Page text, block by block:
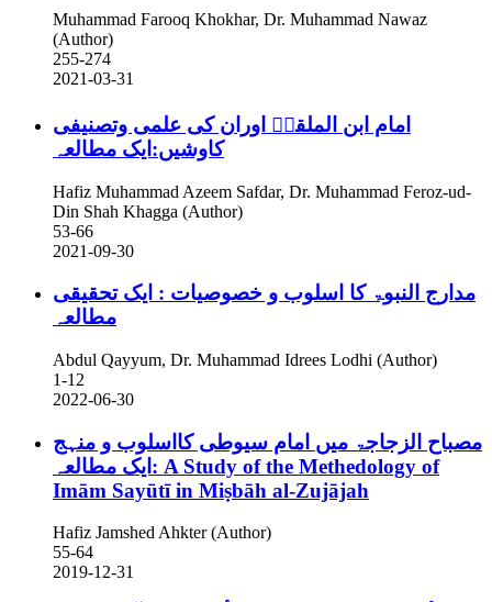
Muhammad Farooq Khokhar, Dr. Muhammad Nawaz
(Author)
255-274
2021-03-31
امام ابن الملقنؒ اوران کی علمی وتصنیفی
کاوشیں:ایک مطالعہ
Hafiz Muhammad Azeem Safdar, Dr. Muhammad Feroz-ud-
Din Shah Khagga (Author)
53-66
2021-09-30
مدارج النبوۃ کا اسلوب و خصوصیات : ایک تحقیقی
مطالعہ
Abdul Qayyum, Dr. Muhammad Idrees Lodhi (Author)
1-12
2022-06-30
مصباح الزجاجۃ میں امام سیوطی کااسلوب و منہج
A Study of the Methedology of
Imām Sayūtī in Miṣbāh al-Zujājah
Hafiz Jamshed Ahkter (Author)
55-64
2019-12-31